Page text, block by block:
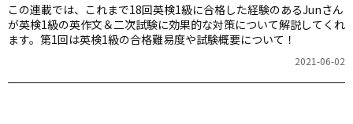
この連載では、これまで18回英検1級に合格した経験のあるJunさん
が英検1級の英作文＆二次試験に効果的な対策について解説してくれ
ます。第1回は英検1級の合格難易度や試験概要について！
2021-06-02